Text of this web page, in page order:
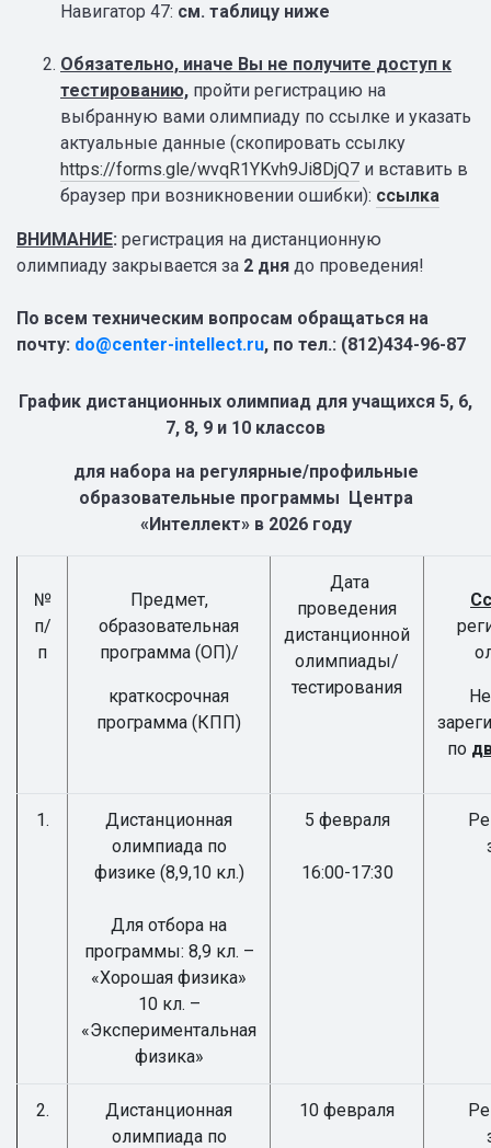
Навигатор 47: см. таблицу ниже
Обязательно, иначе Вы не получите доступ к
тестированию, пройти регистрацию на
выбранную вами олимпиаду по ссылке и указать
актуальные данные (скопировать ссылку
https://forms.gle/wvqR1YKvh9Ji8DjQ7 и вставить в
браузер при возникновении ошибки): ссылка
ВНИМАНИЕ: регистрация на дистанционную
олимпиаду закрывается за 2 дня до проведения!
По всем техническим вопросам обращаться на
почту: do@center-intellect.ru, по тел.: (812)434-96-87
График дистанционных олимпиад для учащихся 5, 6,
7, 8, 9 и 10 классов
для набора на регулярные/профильные
образовательные программы Центра
«Интеллект» в 2026 году
№
п/
п
Предмет,
образовательная
программа (ОП)/
краткосрочная
программа (КПП)
Дата
проведения
дистанционной
олимпиады/
тестирования
по
1.
Дистанционная
олимпиада по
физике (8,9,10 кл.)
Для отбора на
программы: 8,9 кл. –
«Хорошая физика»
10 кл. –
«Экспериментальная
физика»
5 февраля
16:00-17:30
2.
Дистанционная
олимпиада по
10 февраля